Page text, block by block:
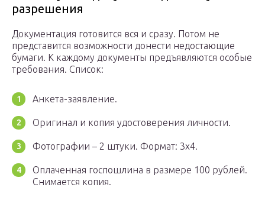
разрешения
Документация готовится вся и сразу. Потом не
представится возможности донести недостающие
бумаги. К каждому документы предъявляются особые
требования. Список:
Анкета-заявление.
Оригинал и копия удостоверения личности.
Фотографии – 2 штуки. Формат: 3х4.
Оплаченная госпошлина в размере 100 рублей.
Снимается копия.